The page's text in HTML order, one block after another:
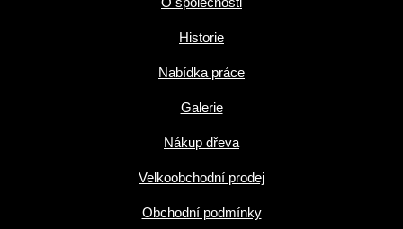
Historie
Nabídka práce
Galerie
Nákup dřeva
Velkoobchodní prodej
Obchodní podmínky